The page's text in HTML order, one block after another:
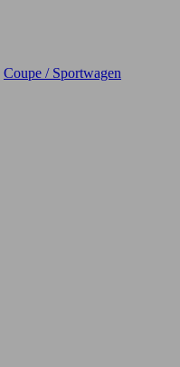
Coupe / Sportwagen